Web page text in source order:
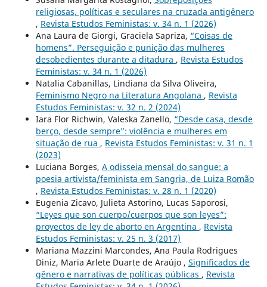
religiosas, políticas e seculares na cruzada antigênero
, Revista Estudos Feministas: v. 34 n. 1 (2026)
Ana Laura de Giorgi, Graciela Sapriza, “Coisas de
homens”. Perseguição e punição das mulheres
desobedientes durante a ditadura , Revista Estudos
Feministas: v. 34 n. 1 (2026)
Natalia Cabanillas, Lindiana da Silva Oliveira,
Feminismo Negro na Literatura Angolana , Revista
Estudos Feministas: v. 32 n. 2 (2024)
Iara Flor Richwin, Valeska Zanello, “Desde casa, desde
berço, desde sempre”: violência e mulheres em
situação de rua , Revista Estudos Feministas: v. 31 n. 1
(2023)
Luciana Borges, A odisseia mensal do sangue: a
poesia artivista/feminista em Sangria, de Luiza Romão
, Revista Estudos Feministas: v. 28 n. 1 (2020)
Eugenia Zicavo, Julieta Astorino, Lucas Saporosi,
“Leyes que son cuerpo/cuerpos que son leyes”:
proyectos de ley de aborto en Argentina , Revista
Estudos Feministas: v. 25 n. 3 (2017)
Mariana Mazzini Marcondes, Ana Paula Rodrigues
Diniz, Maria Arlete Duarte de Araújo , Significados de
gênero e narrativas de políticas públicas , Revista